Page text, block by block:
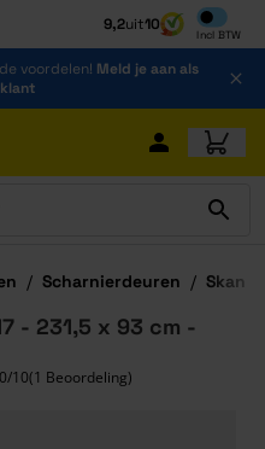
9,2uit10
Incl BTW
Inclusief
voordelen! Meld je aan als
/ Scharnierdeuren /
- 231,5 x 93 cm -
10(1 Beoordeling)